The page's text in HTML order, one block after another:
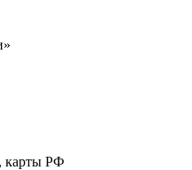
карты РФ